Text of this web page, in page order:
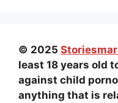
© 2025
least 18 years old
against child
anything that is